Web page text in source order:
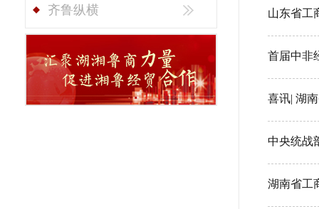
齐鲁纵横
喜讯| 湖
中央统战
湖南省工